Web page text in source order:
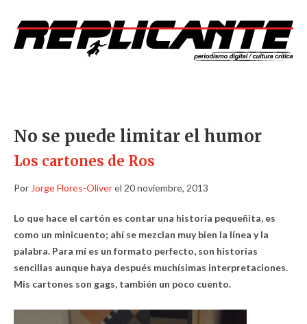
No se puede limitar el humor
Los cartones de Ros
Por Jorge Flores-Oliverel 20 noviembre, 2013
Lo que hace el cartón es contar una historia pequeñita, es
como un minicuento; ahí se mezclan muy bien la línea y la
palabra. Para mí es un formato perfecto, son historias
sencillas aunque haya después muchísimas interpretaciones.
Mis cartones son gags, también un poco cuento.